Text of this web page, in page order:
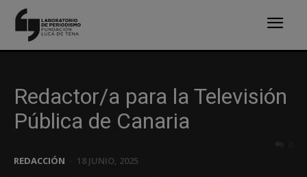
Redactor/a para la Televisión
Pública de Canaria
REDACCIÓN 18 JUNIO, 2025